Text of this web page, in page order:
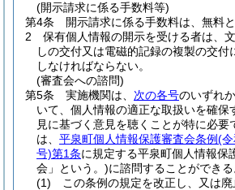
(開示請求に係る手数料等)
第4条
開示請求に係る手数料は、無料と
2
保有個人情報の開示を受ける者は、
しの交付又は電磁的記録の複製の交付
しなければならない。
(審査会への諮問)
第5条
実施機関は、 次の各号のいずれ
いて、個人情報の適正な取扱いを確保
見に基づく意見を聴くことが特に必要
は、 平泉町個人情報保護審査会条例(
号)第1条に規定する平泉町個人情報保
会」という。)に諮問することができる
(1)
この条例の規定を改正し、又は